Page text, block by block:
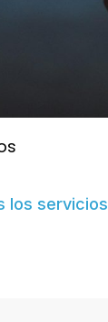
los servicios